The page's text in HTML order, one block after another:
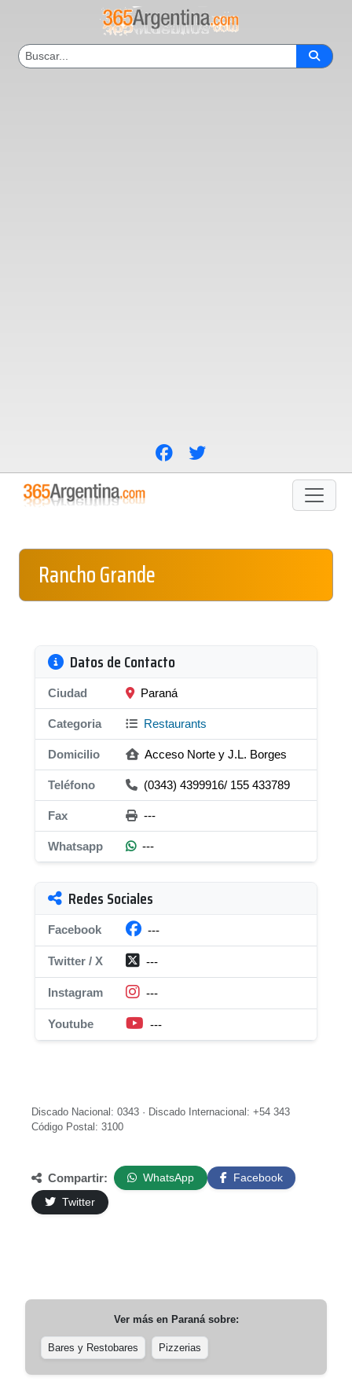
Rancho Grande
Datos de Contacto
Ciudad Paraná
Categoria Restaurants
Domicilio Acceso Norte y J.L. Borges
Teléfono (0343) 4399916/ 155 433789
Fax ---
Whatsapp ---
Redes Sociales
Facebook ---
Twitter / X ---
Instagram ---
Youtube ---
Discado Nacional: 0343 · Discado Internacional: +54 343
Código Postal: 3100
Compartir: WhatsApp
Facebook
Twitter
Ver más en Paranásobre:
Bares y Restobares Pizzerias